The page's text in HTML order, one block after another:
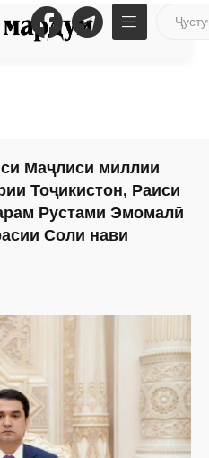
Маҷлиси миллии
Тоҷикистон, Раиси
Рустами Эмомалӣ
Соли нави